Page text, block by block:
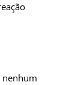
nenhum